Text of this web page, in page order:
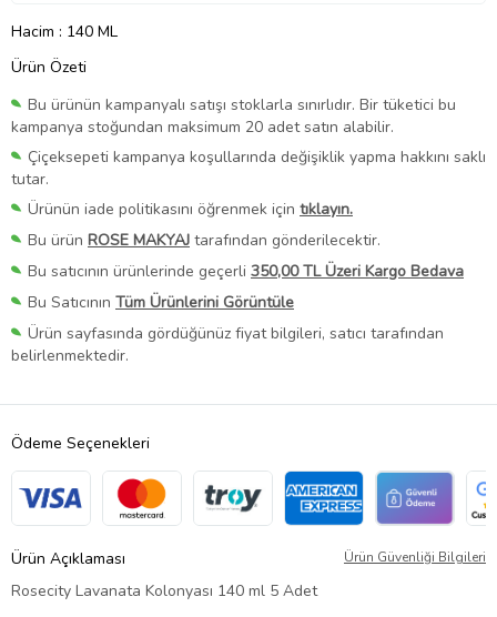
Hacim : 140 ML
Ürün Özeti
Bu ürünün kampanyalı satışı stoklarla sınırlıdır. Bir tüketici bu
kampanya stoğundan maksimum 20 adet satın alabilir.
Çiçeksepeti kampanya koşullarında değişiklik yapma hakkını saklı
tutar.
Ürünün iade politikasını öğrenmek için tıklayın.
Bu ürün ROSE MAKYAJ tarafından gönderilecektir.
Bu satıcının ürünlerinde geçerli 350,00 TL Üzeri Kargo Bedava
Bu Satıcının Tüm Ürünlerini Görüntüle
Ürün sayfasında gördüğünüz fiyat bilgileri, satıcı tarafından
belirlenmektedir.
Ödeme Seçenekleri
Ürün Açıklaması Ürün Güvenliği Bilgileri
Rosecity Lavanata Kolonyası 140 ml 5 Adet